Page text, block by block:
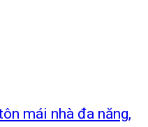
mái nhà đa năng,